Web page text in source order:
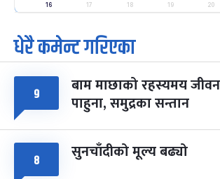
मंगल फाल्गुन २५, २०८३ Mar 9, 2027
७
आइत
पूर्णिमा व्रत
चैत्र ७, २०८३-Mar 21, 2027
८ फागुपूर्णिमा
चैत्र ८, २०८३-Mar 22, 2027
16 17 18 19 20
धेरै कमेन्ट गरिएका
९ बाम माछाको रहस्यमय
पाहुना, समुद्रका सन्तान
८ सुनचाँदीको मूल्य बढ्यो